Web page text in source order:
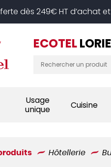
dès 249€ HT d’achat
ECOTEL
Usage
unique
Cuisine
Hôtellerie
des cookies